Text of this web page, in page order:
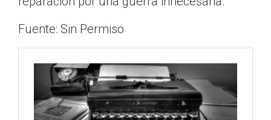
Fuente: Sin Permiso